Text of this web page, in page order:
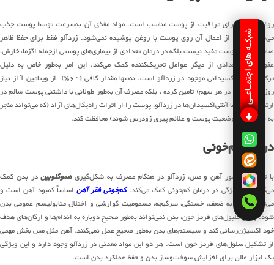
روغن زردآلو برای مراقبت از پوست مناسب است. مواد مغذی آن به‌سرعت توسط پوست جذب
می‌شود و پس از اعمال آن روی پوست با روغن پوشیده نمی‌شود. زردآلو فقط برای حفظ ظاهر
صاف و براق پوست مفید نیست بلکه در درمان تعدادی از بیماری‌های پوستی ازجمله اگزما، خارش،
عفونت‌ها و تعدادی از دیگر عوامل تحریک‌کننده کمک می‌کند. این امر به‌طور خاص به دلیل
ترکیبات آنتی‌اکسیدانی موجود در زردآلو است. نه‌تنها مقدار کافی (۶۰٪) از ویتامین آ از نیاز
روزانه شمارا ( در هر سهم) تامین کرده ، بلکه مصرف آن به‌طور طولانی با داشتنی پوست سالم در
ارتباط است، اما آنتی‌اکسیدان‌ها در زردآلو، پوست را از اثرات رادیکال‌های آزاد (که می‌تواند منجر
به بدتر شدن وضعیت پوست و علائم پیری زودرس شوند) محافظت کند.
درمان کم‌خونی
با توجه به حضور آهن و مس، زردآلو در هنگام مصرف به شکل‌گیریهموگلوبین در بدن کمک
می‌کند. این ویژگی در درمان کم‌خونی کمک می‌کند.کم‌خونی فقر آهن اساساً کمبود آهن است و
می‌تواند منجر به ضعف، خستگی، سرگیجه، مسمومیت گوارشی و اختلال متابولیسم عمومی بدن
شود. بدون گلبول‌های قرمز خون، بدن نمی‌تواند به‌طور صحیح دوباره به اندام‌ها و ارگان‌های هدف
خود اکسیژن‌رسانی کند و سیستم‌های بدن به‌طور صحیح عمل نمی‌کنند. آهن مثل مس بخش مهمی
از تشکیل سلول‌های قرمز خون است. هر دو این مواد معدنی در زردآلو وجود دارد و این ویژگی
یک ابزار عالی برای افزایش سوخت‌وساز بدن و حفظ عملکرد بدن است.
شبکـه های اجتمـاعـی